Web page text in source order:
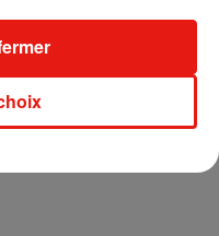
la tracklist de son nouvel